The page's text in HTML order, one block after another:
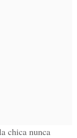
chica nunca